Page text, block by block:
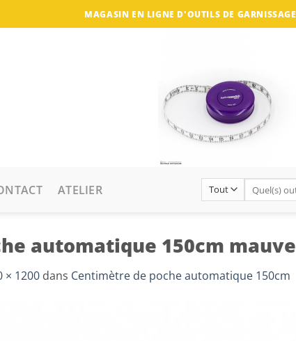
MAGASIN EN LIGNE D'OUTILS DE GARNISSAGE
ATELIER
Recherche
pour :
automatique 150cm mauve
× 1200 dans Centimètre de poche automatique 150cm